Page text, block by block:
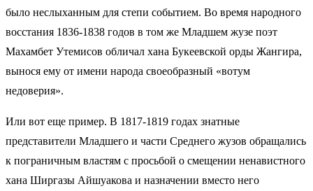
было неслыханным для степи событием. Во время народного
восстания 1836-1838 годов в том же Младшем жузе поэт
Махамбет Утемисов обличал хана Букеевской орды Жангира,
вынося ему от имени народа своеобразный «вотум
недоверия».
Или вот еще пример. В 1817-1819 годах знатные
представители Младшего и части Среднего жузов обращались
к пограничным властям с просьбой о смещении ненавистного
хана Ширгазы Айшуакова и назначении вместо него